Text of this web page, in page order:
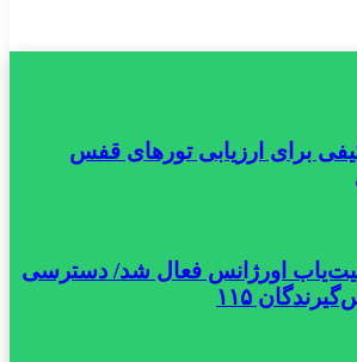
برای ارزیابی تورهای قفس
اورژانس فعال شد/ دسترسی
۱۱۵